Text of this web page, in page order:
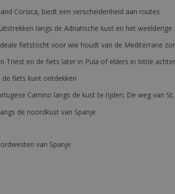
Corsica, biedt een verscheidenheid aan routes
langs de Adriatische kust en het weelderige
fietstocht voor wie houdt van de Mediterrane
Triëst en de fiets later in Pula of elders in Istrië
fiets kunt ontdekken
Camino langs de kust te rijden; De weg van St.
de noordkust van Spanje
van Spanje